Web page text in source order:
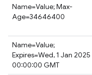
Name=Value; Max-
Age=34646400
Name=Value;
Expires=Wed, 1 Jan 2025
00:00:00 GMT